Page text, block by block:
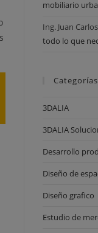
mobiliario
Ing. Juan
todo lo que
Categorías
3DALIA
3DALIA
Desarrollo
Diseño de
Diseño grafico
Estudio de